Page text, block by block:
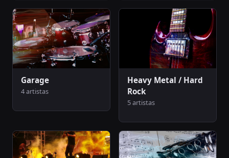
Garage
4 artistas
Heavy Metal / Hard
Rock
5 artistas